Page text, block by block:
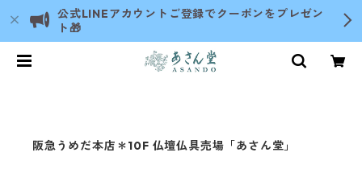
公式LINEアカウントご登録でクーポンをプレゼン
ト🎁
阪急うめだ本店＊10F 仏壇仏具売場「あさん堂」